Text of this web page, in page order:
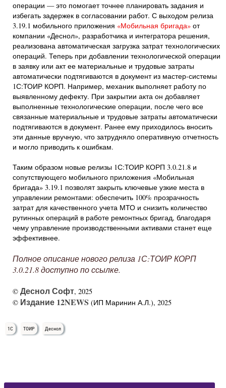
операции — это помогает точнее планировать задания и
избегать задержек в согласовании работ. С выходом релиза
3.19.1 мобильного приложения «Мобильная бригада» от
компании «Деснол», разработчика и интегратора решения,
реализована автоматическая загрузка затрат технологических
операций. Теперь при добавлении технологической операции
в заявку или акт ее материальные и трудовые затраты
автоматически подтягиваются в документ из мастер-системы
1С:ТОИР КОРП. Например, механик выполняет работу по
выявленному дефекту. При закрытии акта он добавляет
выполненные технологические операции, после чего все
связанные материальные и трудовые затраты автоматически
подтягиваются в документ. Ранее ему приходилось вносить
эти данные вручную, что затрудняло оперативную отчетность
и могло приводить к ошибкам.
Таким образом новые релизы 1С:ТОИР КОРП 3.0.21.8 и
сопутствующего мобильного приложения «Мобильная
бригада» 3.19.1 позволят закрыть ключевые узкие места в
управлении ремонтами: обеспечить 100% прозрачность
затрат для качественного учета МТО и снизить количество
рутинных операций в работе ремонтных бригад, благодаря
чему управление производственными активами станет еще
эффективнее.
Полное описание нового релиза 1С:ТОИР КОРП
3.0.21.8 доступно поссылке.
© Деснол Софт, 2025
© Издание 12NEWS (ИП Маринин А.Л.), 2025
1С ТОИР Деснол